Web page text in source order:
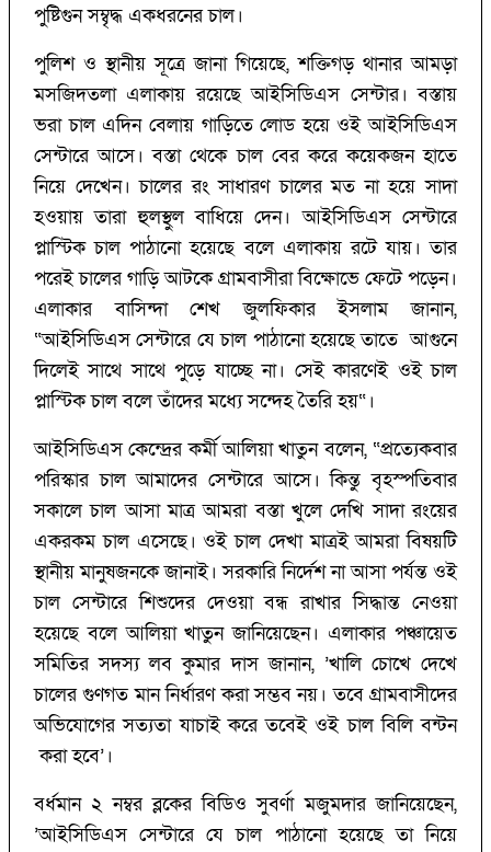
পুষ্টিগুন সম্বৃদ্ধ একধরনের চাল।
পুলিশ ও স্থানীয় সূত্রে জানা গিয়েছে, শক্তিগড় থানার আমড়া
মসজিদতলা এলাকায় রয়েছে আইসিডিএস সেন্টার। বস্তায়
ভরা চাল এদিন বেলায় গাড়িতে লোড হয়ে ওই আইসিডিএস
সেন্টারে আসে। বস্তা থেকে চাল বের করে কয়েকজন হাতে
নিয়ে দেখেন। চালের রং সাধারণ চালের মত না হয়ে সাদা
হওয়ায় তারা হুলস্থুল বাধিয়ে দেন। আইসিডিএস সেন্টারে
প্লাস্টিক চাল পাঠানো হয়েছে বলে এলাকায় রটে যায়। তার
পরেই চালের গাড়ি আটকে গ্রামবাসীরা বিক্ষোভে ফেটে পড়েন।
এলাকার বাসিন্দা শেখ জুলফিকার ইসলাম জানান,
“আইসিডিএস সেন্টারে যে চাল পাঠানো হয়েছে তাতে আগুনে
দিলেই সাথে সাথে পুড়ে যাচ্ছে না। সেই কারণেই ওই চাল
প্লাস্টিক চাল বলে তাঁদের মধ্যে সন্দেহ তৈরি হয়“।
আইসিডিএস কেন্দ্রের কর্মী আলিয়া খাতুন বলেন, “প্রত্যেকবার
পরিস্কার চাল আমাদের সেন্টারে আসে। কিন্তু বৃহস্পতিবার
সকালে চাল আসা মাত্র আমরা বস্তা খুলে দেখি সাদা রংয়ের
একরকম চাল এসেছে। ওই চাল দেখা মাত্রই আমরা বিষয়টি
স্থানীয় মানুষজনকে জানাই। সরকারি নির্দেশ না আসা পর্যন্ত ওই
চাল সেন্টারে শিশুদের দেওয়া বন্ধ রাখার সিদ্ধান্ত নেওয়া
হয়েছে বলে আলিয়া খাতুন জানিয়েছেন। এলাকার পঞ্চায়েত
সমিতির সদস্য লব কুমার দাস জানান, ’খালি চোখে দেখে
চালের গুণগত মান নির্ধারণ করা সম্ভব নয়। তবে গ্রামবাসীদের
অভিযোগের সত্যতা যাচাই করে তবেই ওই চাল বিলি বন্টন
করা হবে’।
বর্ধমান ২ নম্বর ব্লকের বিডিও সুবর্ণা মজুমদার জানিয়েছেন,
’আইসিডিএস সেন্টারে যে চাল পাঠানো হয়েছে তা নিয়ে